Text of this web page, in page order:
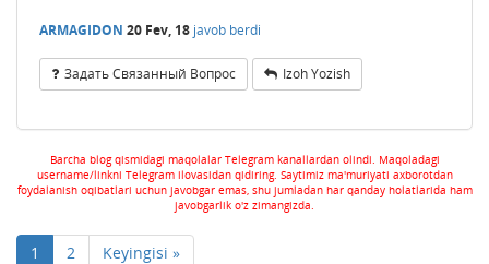
ARMAGIDON 20 Fev, 18 javob berdi
Задать Связанный Вопрос Izoh Yozish
Barcha blog qismidagi maqolalar Telegram kanallardan olindi. Maqoladagi
username/linkni Telegram ilovasidan qidiring. Saytimiz ma'muriyati axborotdan
foydalanish oqibatlari uchun javobgar emas, shu jumladan har qanday holatlarida ham
javobgarlik o'z zimangizda.
1 2 Keyingisi »